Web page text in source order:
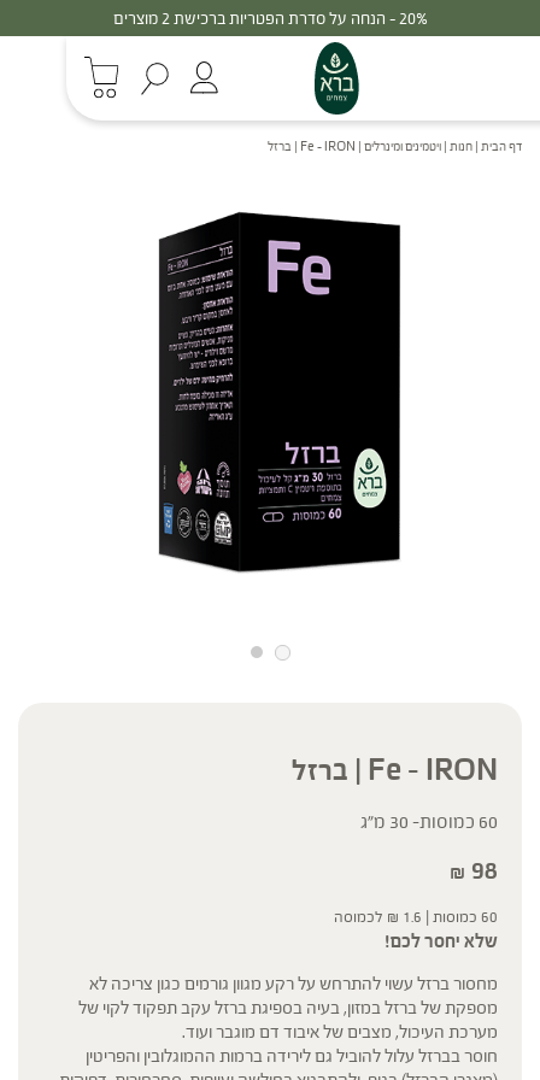
30% - הנחה על סדרת הפטריות ברכישת 3 מוצרים
דף הבית | חנות | ויטמינים ומינרלים | Fe – IRON | ברזל
Fe – IRON | ברזל
60 כמוסות- 30 מ"ג
₪ 98
60 כמוסות | ₪ 1.6 לכמוסה
שלא יחסר לכם!
מחסור ברזל עשוי להתרחש על רקע מגוון גורמים כגון צריכה לא
מספקת של ברזל במזון, בעיה בספיגת ברזל עקב תפקוד לקוי של
מערכת העיכול, מצבים של איבוד דם מוגבר ועוד.
חוסר בברזל עלול להוביל גם לירידה ברמות ההמוגלובין והפריטין